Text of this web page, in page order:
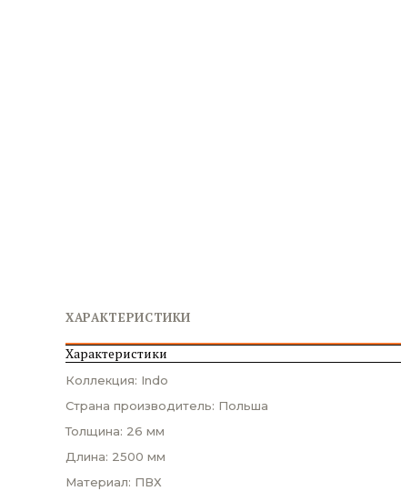
ХАРАКТЕРИСТИКИ
Характеристики
Коллекция: Indo
Страна производитель: Польша
Толщина: 26 мм
Длина: 2500 мм
Материал: ПВХ